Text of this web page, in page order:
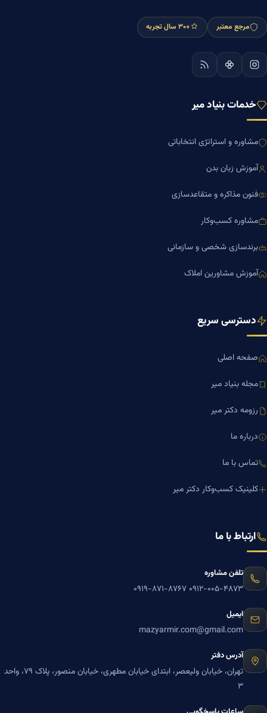
مرجع معتبر +۳۰ سال تجربه
خدمات بنیاد میر
مشاوره و استراتژی انتخاباتی
آموزش زبان بدن
فنون مذاکره و متقاعدسازی
مشاوره کسب‌وکار
برندسازی شخصی و سازمانی
آموزش مشاورین املاک
دسترسی سریع
صفحه اصلی
مجله بنیاد میر
رزومه دکتر میر
درباره ما
تماس با ما
کلینیک کسب‌وکار دکتر میر
ارتباط با ما
تلفن مشاوره
۰۹۱۲-۰۰۵-۴۸۷۳ ۰۹۱۹-۸۷۱-۸۷۶۷
ایمیل
mazyarmir.com@gmail.com
آدرس دفتر
تهران، خیابان ولیعصر، ابتدای خیابان مطهری، خیابان منصور، پلاک ۷۹، واحد
۳